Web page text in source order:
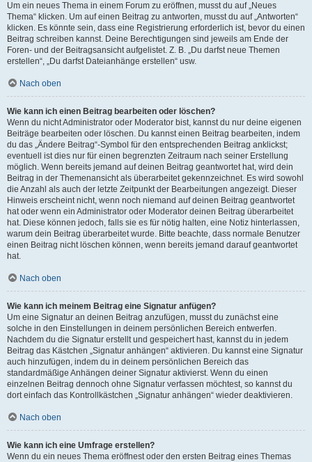
Um ein neues Thema in einem Forum zu eröffnen, musst du auf „Neues
Thema“ klicken. Um auf einen Beitrag zu antworten, musst du auf „Antworten“
klicken. Es könnte sein, dass eine Registrierung erforderlich ist, bevor du einen
Beitrag schreiben kannst. Deine Berechtigungen sind jeweils am Ende der
Foren- und der Beitragsansicht aufgelistet. Z. B. „Du darfst neue Themen
erstellen“, „Du darfst Dateianhänge erstellen“ usw.
Nach oben
Wie kann ich einen Beitrag bearbeiten oder löschen?
Wenn du nicht Administrator oder Moderator bist, kannst du nur deine eigenen
Beiträge bearbeiten oder löschen. Du kannst einen Beitrag bearbeiten, indem
du das „Ändere Beitrag“-Symbol für den entsprechenden Beitrag anklickst;
eventuell ist dies nur für einen begrenzten Zeitraum nach seiner Erstellung
möglich. Wenn bereits jemand auf deinen Beitrag geantwortet hat, wird dein
Beitrag in der Themenansicht als überarbeitet gekennzeichnet. Es wird sowohl
die Anzahl als auch der letzte Zeitpunkt der Bearbeitungen angezeigt. Dieser
Hinweis erscheint nicht, wenn noch niemand auf deinen Beitrag geantwortet
hat oder wenn ein Administrator oder Moderator deinen Beitrag überarbeitet
hat. Diese können jedoch, falls sie es für nötig halten, eine Notiz hinterlassen,
warum dein Beitrag überarbeitet wurde. Bitte beachte, dass normale Benutzer
einen Beitrag nicht löschen können, wenn bereits jemand darauf geantwortet
hat.
Nach oben
Wie kann ich meinem Beitrag eine Signatur anfügen?
Um eine Signatur an deinen Beitrag anzufügen, musst du zunächst eine
solche in den Einstellungen in deinem persönlichen Bereich entwerfen.
Nachdem du die Signatur erstellt und gespeichert hast, kannst du in jedem
Beitrag das Kästchen „Signatur anhängen“ aktivieren. Du kannst eine Signatur
auch hinzufügen, indem du in deinem persönlichen Bereich das
standardmäßige Anhängen deiner Signatur aktivierst. Wenn du einen
einzelnen Beitrag dennoch ohne Signatur verfassen möchtest, so kannst du
dort einfach das Kontrollkästchen „Signatur anhängen“ wieder deaktivieren.
Nach oben
Wie kann ich eine Umfrage erstellen?
Wenn du ein neues Thema eröffnest oder den ersten Beitrag eines Themas